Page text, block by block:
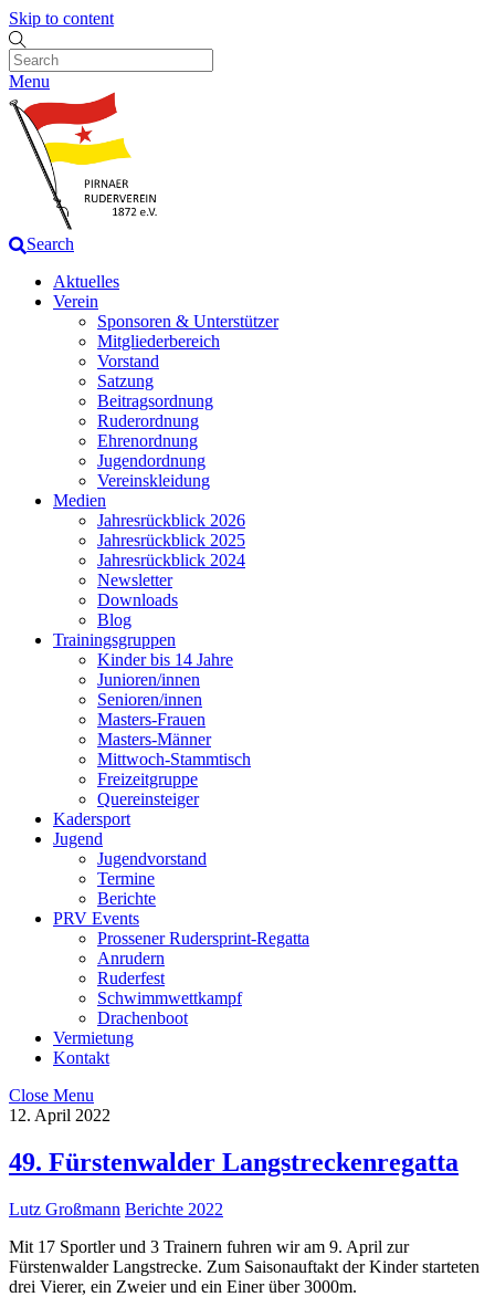
Skip to content
Menu
Search
Aktuelles
Verein
Sponsoren & Unterstützer
Mitgliederbereich
Vorstand
Satzung
Beitragsordnung
Ruderordnung
Ehrenordnung
Jugendordnung
Vereinskleidung
Medien
Jahresrückblick 2026
Jahresrückblick 2025
Jahresrückblick 2024
Newsletter
Downloads
Blog
Trainingsgruppen
Kinder bis 14 Jahre
Junioren/innen
Senioren/innen
Masters-Frauen
Masters-Männer
Mittwoch-Stammtisch
Freizeitgruppe
Quereinsteiger
Kadersport
Jugend
Jugendvorstand
Termine
Berichte
PRV Events
Prossener Rudersprint-Regatta
Anrudern
Ruderfest
Schwimmwettkampf
Drachenboot
Vermietung
Kontakt
Close Menu
12. April 2022
49. Fürstenwalder Langstreckenregatta
Lutz Großmann Berichte 2022
Mit 17 Sportler und 3 Trainern fuhren wir am 9. April zur
Fürstenwalder Langstrecke. Zum Saisonauftakt der Kinder starteten
drei Vierer, ein Zweier und ein Einer über 3000m.